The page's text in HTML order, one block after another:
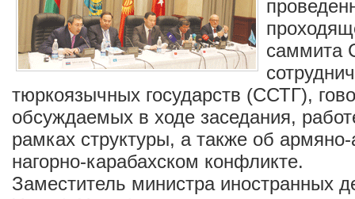
саммита
тюркоязычных государств (ССТГ),
обсуждаемых в ходе заседания,
рамках структуры, а также об
нагорно-карабахском конфликте.
Заместитель министра иностранных